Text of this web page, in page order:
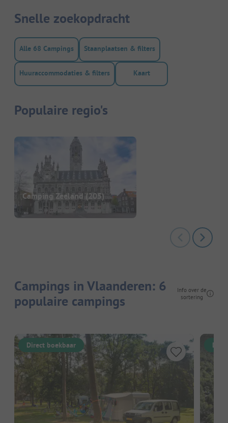
Snelle zoekopdracht
Alle 68 Campings Staanplaatsen & filters
Huuraccommodaties & filters Kaart
Populaire regio's
Camping Zeeland(205)
Campings in Vlaanderen: 6
populaire campings
Info over de
sortering
Direct boekbaar